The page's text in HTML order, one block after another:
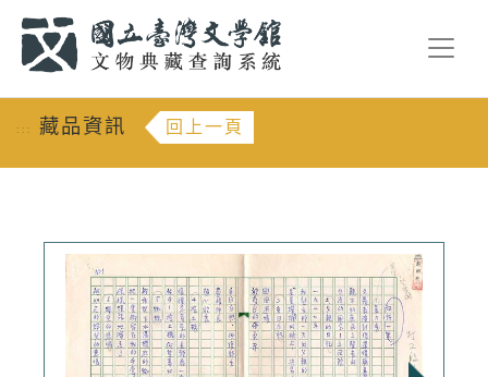
::: 藏品資訊 回上一頁